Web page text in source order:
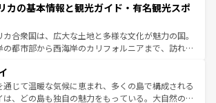
覧を参照してほしい。
がそのまま残る町や、スイスならではのユニークな
もあり、アルプス観光だけでなく町歩きも満喫する
できる。国民の所得が高いため物価も高いが、旅行
の交通パス提供のサービスもあり、うまく活用すれ
イス情報は
カの基本情報と観光ガイド・有名観光スポ
カ合衆国は、広大な土地と多様な文化が魅力の国。
の都市部から西海岸のカリフォルニアまで、訪れる
な巨大都市は、観光、ショッピング、エンターテイ
トが詰まった刺激的なスポットだ。一方、アメリカ
は大自然が広がり、グランドキャニオンやイエロー
通じて温暖な気候に恵まれ、多くの島で構成される
は、どの島も独自の魅力をもっている。大自然の神